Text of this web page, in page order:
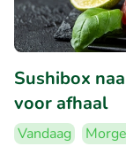
Sushibox
voor afhaal
Vandaag